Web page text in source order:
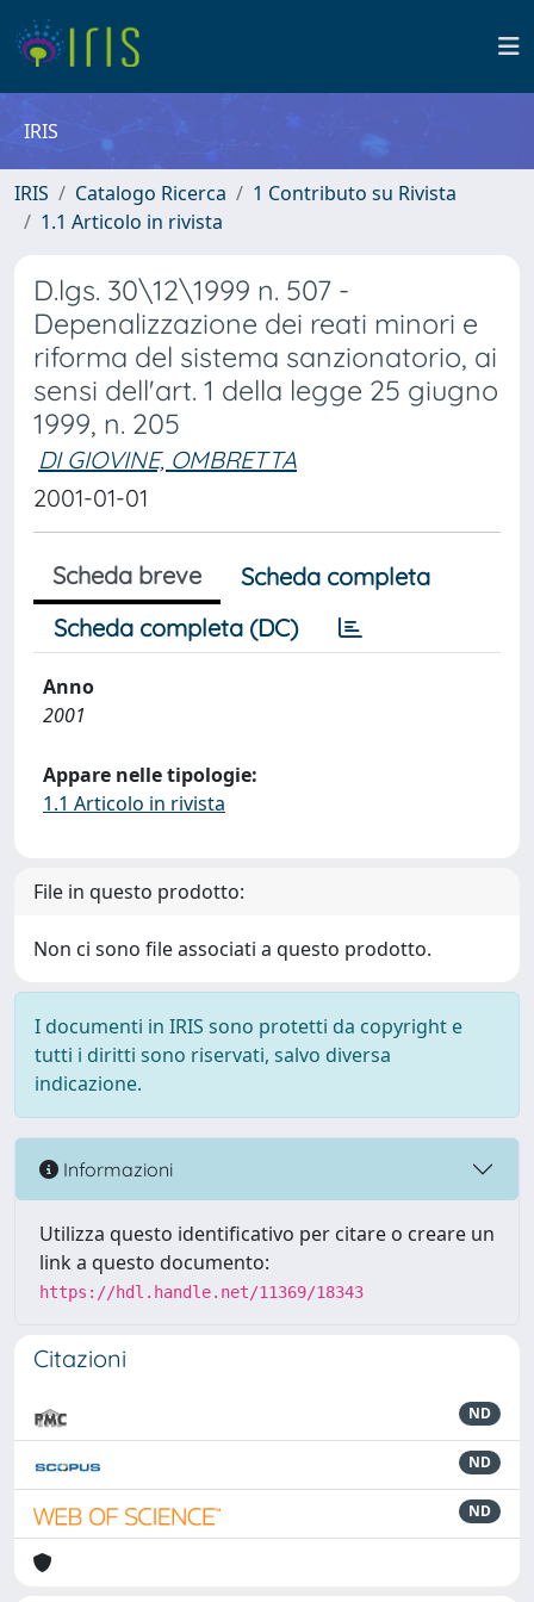
IRIS
IRIS Catalogo Ricerca
1 Contributo su Rivista
1.1 Articolo in rivista
D.lgs. 30\12\1999 n. 507 -
Depenalizzazione dei reati minori e
riforma del sistema sanzionatorio, ai
sensi dell'art. 1 della legge 25 giugno
1999, n. 205
DI GIOVINE, OMBRETTA
2001-01-01
Scheda breve
Scheda completa
Scheda completa (DC)
Anno
2001
Appare nelle tipologie:
1.1 Articolo in rivista
File in questo prodotto:
Non ci sono file associati a questo prodotto.
I documenti in IRIS sono protetti da copyright e
tutti i diritti sono riservati, salvo diversa
indicazione.
Informazioni
Utilizza questo identificativo per citare o creare un
link a questo documento:
https://hdl.handle.net/11369/18343
Citazioni
ND
ND
ND